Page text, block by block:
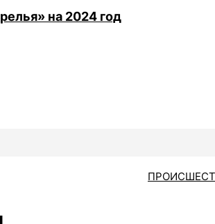
на 2024 год